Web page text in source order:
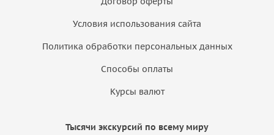
Условия использования сайта
Политика обработки персональных данных
Способы оплаты
Курсы валют
Тысячи экскурсий по всему миру